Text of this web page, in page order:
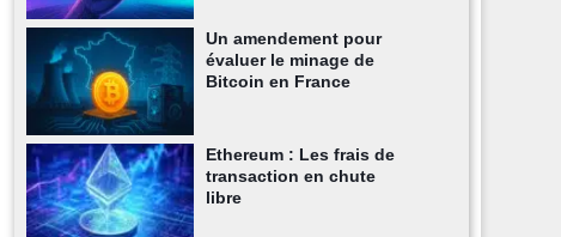
Un amendement pour
évaluer le minage de
Bitcoin en France
Ethereum : Les frais de
transaction en chute
libre